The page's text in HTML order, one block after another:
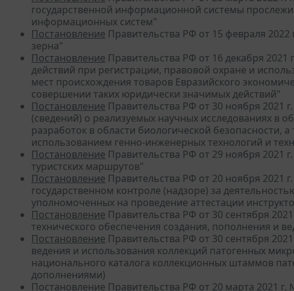
государственной информационной системы
информационных систем"
Постановление Правительства РФ от 15 февраля
зерна"
Постановление Правительства РФ от 16 декабря
действий при регистрации, правовой охране и
мест происхождения товаров Евразийского
совершении таких юридически значимых действий"
Постановление Правительства РФ от 30 ноября
(сведений) о реализуемых научных исследованиях в
разработок в области биологической безопасности,
использованием генно-инженерных технологий и
Постановление Правительства РФ от 29 ноября
туристских маршрутов"
Постановление Правительства РФ от 20 ноября
государственном контроле (надзоре) за
уполномоченных на проведение аттестации
Постановление Правительства РФ от 30 сентября
технического обеспечения создания, пополнения и
Постановление Правительства РФ от 30 сентября
ведения и использования коллекций патогенных
национального каталога коллекционных штаммов
дополнениями)
Постановление Правительства РФ от 20 марта 2021